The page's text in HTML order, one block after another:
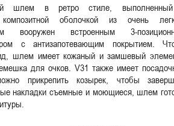
шлем в ретро стиле,
композитной оболочкой из очень
вооружен встроенным 3-
с антизапотевающим покрытием.
шлем имеет кожаный и замшевый
для очков. V31 также имеет
прикрепить козырек, чтобы
накладки съемные и моющиеся, шлем